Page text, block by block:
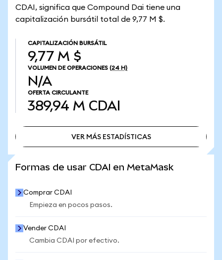
CDAI, significa que Compound Dai tiene una
capitalización bursátil total de 9,77 M $.
CAPITALIZACIÓN BURSÁTIL
9,77 M $
VOLUMEN DE OPERACIONES (24 H)
N/A
OFERTA CIRCULANTE
389,94 M CDAI
VER MÁS ESTADÍSTICAS
Formas de usar CDAI en MetaMask
Comprar CDAI
Empieza en pocos pasos.
Vender CDAI
Cambia CDAI por efectivo.